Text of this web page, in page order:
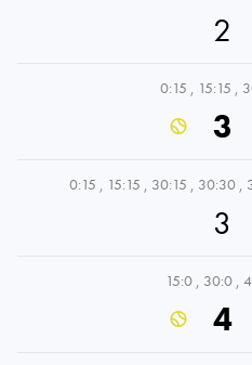
2
0:15 , 15:15 ,
3
0:15 , 15:15 , 30:15 , 30:30 ,
3
15:0 , 30:0 ,
4